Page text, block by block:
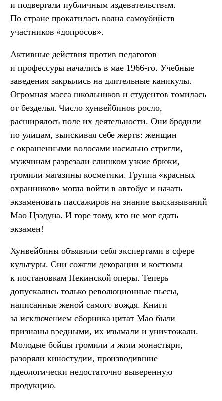
и подвергали публичным издевательствам.
По стране прокатилась волна самоубийств
участников «допросов».
Активные действия против педагогов
и профессуры начались в мае 1966-го. Учебные
заведения закрылись на длительные каникулы.
Огромная масса школьников и студентов томилась
от безделья. Число хунвейбинов росло,
расширялось поле их деятельности. Они бродили
по улицам, выискивая себе жертв: женщин
с окрашенными волосами насильно стригли,
мужчинам разрезали слишком узкие брюки,
громили магазины косметики. Группа «красных
охранников» могла войти в автобус и начать
экзаменовать пассажиров на знание высказываний
Мао Цзэдуна. И горе тому, кто не мог сдать
экзамен!
Хунвейбины объявили себя экспертами в сфере
культуры. Они сожгли декорации и костюмы
к постановкам Пекинской оперы. Теперь
допускались только революционные пьесы,
написанные женой самого вождя. Книги
за исключением сборника цитат Мао были
признаны вредными, их изымали и уничтожали.
Молодые бойцы громили и жгли монастыри,
разоряли киностудии, производившие
идеологически недостаточно выверенную
продукцию.